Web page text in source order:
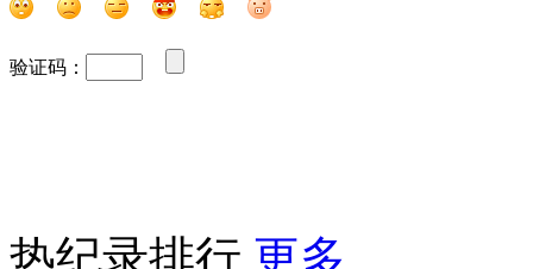
验证码：
热纪录排行 更多